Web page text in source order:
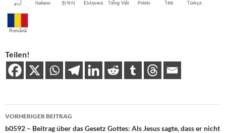
اُردو Italiano 한국어 Ελληνικά Tiếng Việt Polski ไทย Türkçe
Română
Teilen!
Beitragsnavigation
VORHERIGER BEITRAG
b0592 – Beitrag über das Gesetz Gottes: Als Jesus sagte, dass er nicht